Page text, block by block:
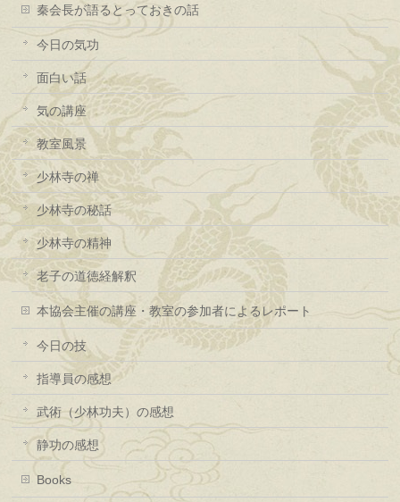
秦会長が語るとっておきの話
今日の気功
面白い話
気の講座
教室風景
少林寺の禅
少林寺の秘話
少林寺の精神
老子の道徳経解釈
本協会主催の講座・教室の参加者によるレポート
今日の技
指導員の感想
武術（少林功夫）の感想
静功の感想
Books